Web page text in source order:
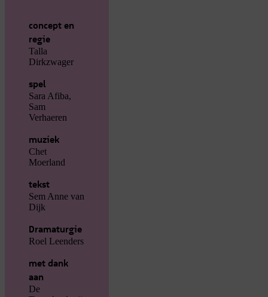
concept en
regie
Talla
Dirkzwager
spel
Sara Afiba,
Sam
Verhaeren
muziek
Chet
Moerland
tekst
Sem Anne van
Dijk
Dramaturgie
Roel Leenders
met dank
aan
De